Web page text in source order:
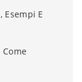
Esempi E